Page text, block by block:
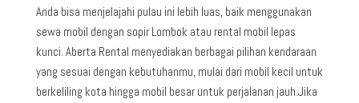
Anda bisa menjelajahi pulau ini lebih luas, baik menggunakan
sewa mobil dengan sopir Lombok atau rental mobil lepas
kunci. Aberta Rental menyediakan berbagai pilihan kendaraan
yang sesuai dengan kebutuhanmu, mulai dari mobil kecil untuk
berkeliling kota hingga mobil besar untuk perjalanan jauh.Jika